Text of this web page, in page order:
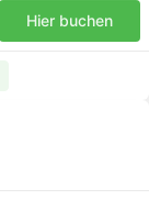
Hier buchen